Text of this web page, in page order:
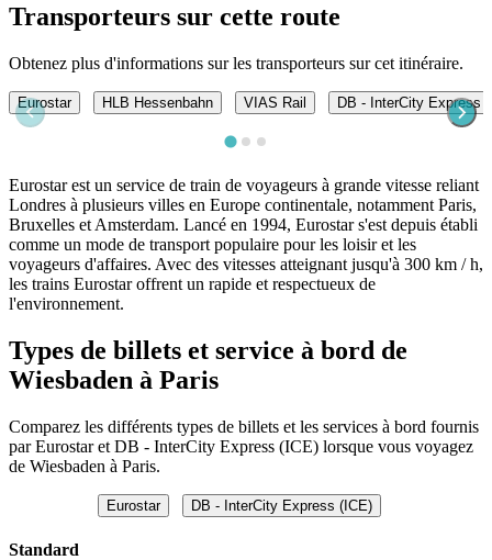
Transporteurs sur cette route
Obtenez plus d'informations sur les transporteurs sur cet itinéraire.
Eurostar HLB Hessenbahn VIAS Rail DB - InterCity Express
Eurostar est un service de train de voyageurs à grande vitesse reliant
Londres à plusieurs villes en Europe continentale, notamment Paris,
Bruxelles et Amsterdam. Lancé en 1994, Eurostar s'est depuis établi
comme un mode de transport populaire pour les loisir et les
voyageurs d'affaires. Avec des vitesses atteignant jusqu'à 300 km / h,
les trains Eurostar offrent un rapide et respectueux de
l'environnement.
Types de billets et service à bord de
Wiesbaden à Paris
Comparez les différents types de billets et les services à bord fournis
par Eurostar et DB - InterCity Express (ICE) lorsque vous voyagez
de Wiesbaden à Paris.
Eurostar DB - InterCity Express (ICE)
Standard